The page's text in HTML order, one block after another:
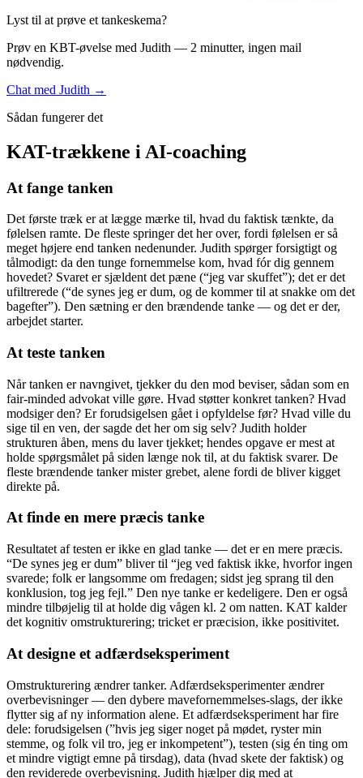
Lyst til at prøve et tankeskema?
Prøv en KBT-øvelse med Judith — 2 minutter, ingen mail
nødvendig.
Chat med Judith →
Sådan fungerer det
KAT-trækkene i AI-coaching
At fange tanken
Det første træk er at lægge mærke til, hvad du faktisk tænkte, da
følelsen ramte. De fleste springer det her over, fordi følelsen er så
meget højere end tanken nedenunder. Judith spørger forsigtigt og
tålmodigt: da den tunge fornemmelse kom, hvad fór dig gennem
hovedet? Svaret er sjældent det pæne (“jeg var skuffet”); det er det
ufiltrerede (“de synes jeg er dum, og de kommer til at snakke om det
bagefter”). Den sætning er den brændende tanke — og det er der,
arbejdet starter.
At teste tanken
Når tanken er navngivet, tjekker du den mod beviser, sådan som en
fair-minded advokat ville gøre. Hvad støtter konkret tanken? Hvad
modsiger den? Er forudsigelsen gået i opfyldelse før? Hvad ville du
sige til en ven, der sagde det her om sig selv? Judith holder
strukturen åben, mens du laver tjekket; hendes opgave er mest at
holde spørgsmålet på siden længe nok til, at du faktisk svarer. De
fleste brændende tanker mister grebet, alene fordi de bliver kigget
direkte på.
At finde en mere præcis tanke
Resultatet af testen er ikke en glad tanke — det er en mere præcis.
“De synes jeg er dum” bliver til “jeg ved faktisk ikke, hvorfor ingen
svarede; folk er langsomme om fredagen; sidst jeg sprang til den
konklusion, tog jeg fejl.” Den nye tanke er kedeligere. Den er også
mindre tilbøjelig til at holde dig vågen kl. 2 om natten. KAT kalder
det kognitiv omstrukturering; tricket er præcision, ikke positivitet.
At designe et adfærdseksperiment
Omstrukturering ændrer tanker. Adfærdseksperimenter ændrer
overbevisninger — den dybere mavefornemmelses-slags, der ikke
flytter sig af ny information alene. Et adfærdseksperiment har fire
dele: forudsigelsen (”hvis jeg siger noget på mødet, ryster min
stemme, og folk vil tro, jeg er inkompetent”), testen (sig én ting om
et mindre vigtigt emne på tirsdag), data (hvad skete der faktisk) og
den reviderede overbevisning. Judith hjælper dig med at